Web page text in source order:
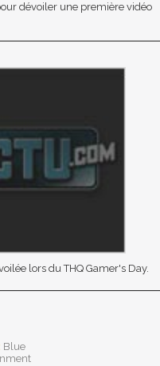
dévoiler une première vidéo
lors du THQ Gamer's Day.
Blue